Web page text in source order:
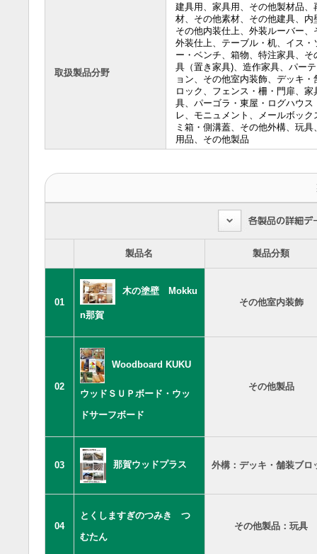
取扱製品分野
建具用、家具用、その他製材品、
材、その他素材、その他建具、内
その他内装仕上、外装ルーバー、
外装仕上、テーブル・机、イス・
ー・ベンチ、箱物、特注家具、そ
具（置き家具)、造作家具、パー
ョン、その他室内装飾、デッキ・
ロック、フェンス・柵・門扉、家
具、パーゴラ・東屋・ログハウス
レ、モニュメント、メールボック
ミ箱・側溝蓋、その他外構、玩具
用品、その他製品
製品名 製品分類
01
木の塗壁 Mokku
n那賀
その他室内装飾
02
Woodboard KUKU
ウッドＳＵＰボード・ウッ
ドサーフボード
その他製品
03 那賀ウッドプラス 外構：デッキ・舗装ブロ
04
とくしますぎのつみき つ
むたん
その他製品：玩具